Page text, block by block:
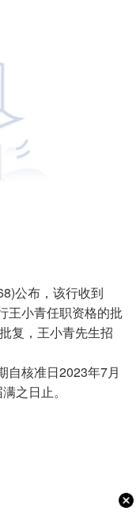
公布，该行收到
王小青任职资格的批
复，王小青先生招
自核准日2023年7月
之日止。